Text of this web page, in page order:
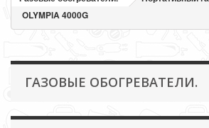
OLYMPlA 4000G
ГАЗОВЫЕ ОБОГРЕВАТЕЛИ.